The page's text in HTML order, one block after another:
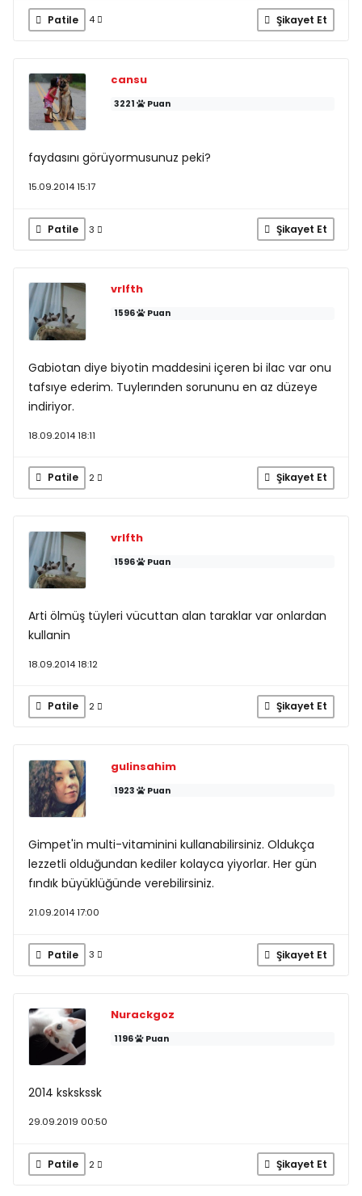
Patile 4 Şikayet Et
cansu
3221 Puan
faydasını görüyormusunuz peki?
15.09.2014 15:17
Patile 3 Şikayet Et
vrlfth
1596 Puan
Gabiotan diye biyotin maddesini içeren bi ilac var onu
tafsıye ederim. Tuylerınden sorununu en az düzeye
indiriyor.
18.09.2014 18:11
Patile 2 Şikayet Et
vrlfth
1596 Puan
Arti ölmüş tüyleri vücuttan alan taraklar var onlardan
kullanin
18.09.2014 18:12
Patile 2 Şikayet Et
gulinsahim
1923 Puan
Gimpet'in multi-vitaminini kullanabilirsiniz. Oldukça
lezzetli olduğundan kediler kolayca yiyorlar. Her gün
fındık büyüklüğünde verebilirsiniz.
21.09.2014 17:00
Patile 3 Şikayet Et
Nurackgoz
1196 Puan
2014 kskskssk
29.09.2019 00:50
Patile 2 Şikayet Et